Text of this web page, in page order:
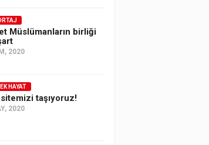
Müslümanların birliği
2020
HAYAT
taşıyoruz!
2020